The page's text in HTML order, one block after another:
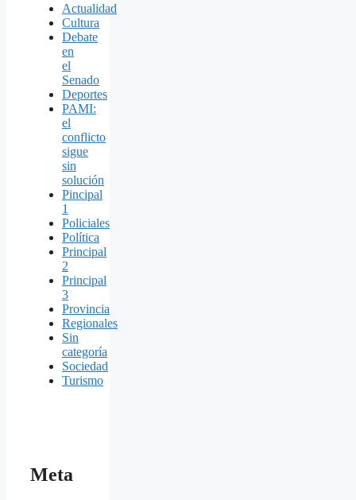
Actualidad
Cultura
Debate
en
el
Senado
Deportes
PAMI:
el
conflicto
sigue
sin
solución
Pincipal
1
Policiales
Política
Principal
2
Principal
3
Provincia
Regionales
Sin
categoría
Sociedad
Turismo
Meta